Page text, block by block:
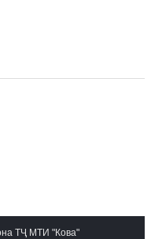
ТҶ МТИ "Кова"